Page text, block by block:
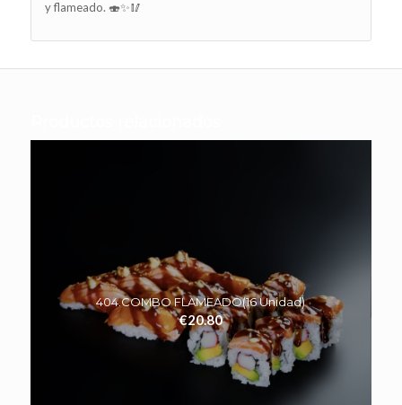
y flameado. 🍣✨🥢
404.COMBO FLAMEADO(16 Unidad)
€20.80